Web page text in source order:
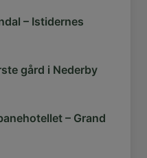
– Istidernes
gård i Nederby
– Grand